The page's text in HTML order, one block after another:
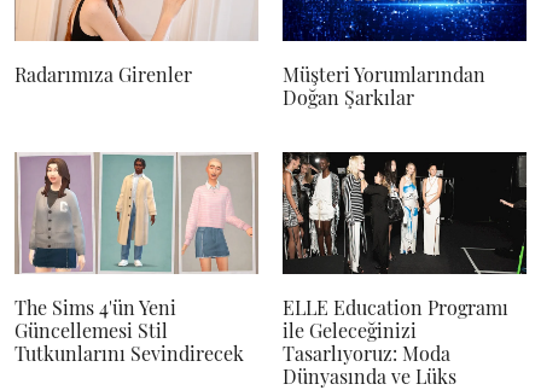
Radarımıza Girenler
Müşteri Yorumlarından
Doğan Şarkılar
The Sims 4'ün Yeni
Güncellemesi Stil
Tutkunlarını Sevindirecek
ELLE Education Programı
ile Geleceğinizi
Tasarlıyoruz: Moda
Dünyasında ve Lüks